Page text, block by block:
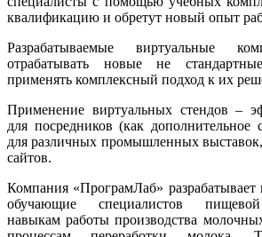
квалификацию и обретут новый опыт
Разрабатываемые виртуальные
отрабатывать новые не
применять комплексный подход к их
Применение виртуальных стендов –
для посредников (как дополнительное
для различных промышленных
сайтов.
Компания «ПрограмЛаб» разрабатывает
обучающие специалистов
навыкам работы производства